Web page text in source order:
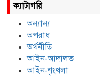
ক্যাটাগরি
অন্যান্য
অপরাধ
অর্থনীতি
আইন-আদালত
আইন-শৃংখলা